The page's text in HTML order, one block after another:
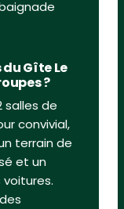
Gîte Le
?
salles de
convivial,
terrain de
et un